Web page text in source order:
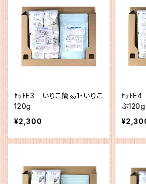
ｾｯﾄE3 いりこ簡易1・いりこ
120g
¥2,300
ｾｯﾄE4
ぶ120g